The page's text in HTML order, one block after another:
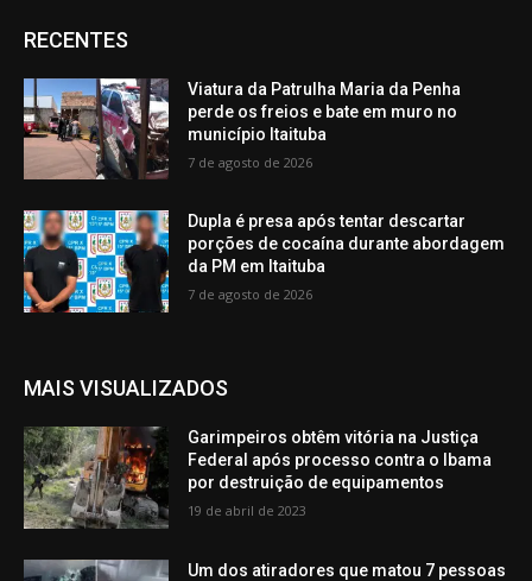
RECENTES
Viatura da Patrulha Maria da Penha
perde os freios e bate em muro no
município Itaituba
7 de agosto de 2026
Dupla é presa após tentar descartar
porções de cocaína durante abordagem
da PM em Itaituba
7 de agosto de 2026
MAIS VISUALIZADOS
Garimpeiros obtêm vitória na Justiça
Federal após processo contra o Ibama
por destruição de equipamentos
19 de abril de 2023
Um dos atiradores que matou 7 pessoas